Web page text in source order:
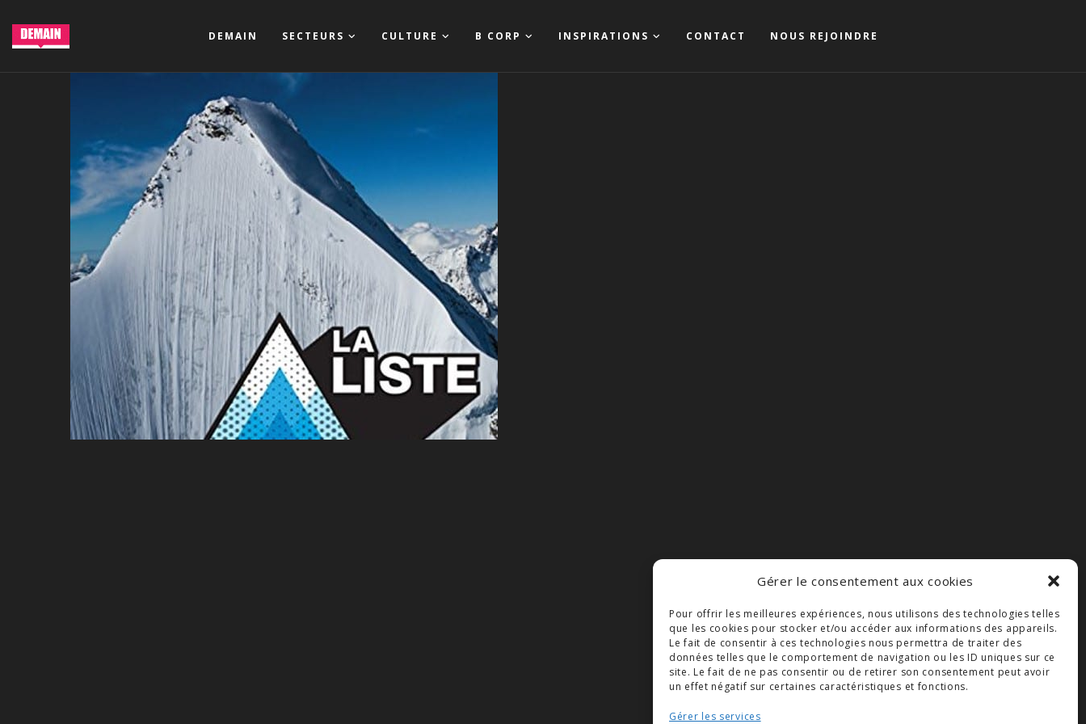
Gérer le consentement aux cookies
Pour offrir les meilleures expériences, nous utilisons des technologies telles
que les cookies pour stocker et/ou accéder aux informations des appareils.
Le fait de consentir à ces technologies nous permettra de traiter des
données telles que le comportement de navigation ou les ID uniques sur ce
site. Le fait de ne pas consentir ou de retirer son consentement peut avoir
un effet négatif sur certaines caractéristiques et fonctions.
Gérer les services
DEMAIN SECTEURS CULTURE B CORP INSPIRATIONS CONTACT NOUS REJOINDRE